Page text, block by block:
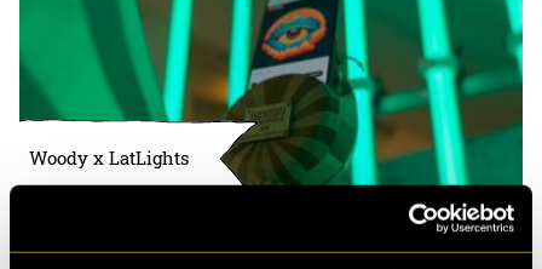
Woody x LatLights